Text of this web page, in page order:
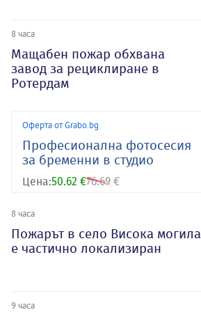
8 часа
Мащабен пожар обхвана
завод за рециклиране в
Ротердам
Оферта от Grabo.bg
Професионална фотосесия
за бременни в студио
Цена:50.62 €76.69 €
8 часа
Пожарът в село Висока могила
е частично локализиран
9 часа